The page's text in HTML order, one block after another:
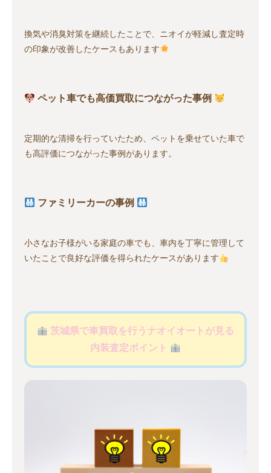
換気や消臭対策を継続したことで、ニオイが軽減し査定時
の印象が改善したケースもあります
ペット車でも高価買取につながった事例
定期的な清掃を行っていたため、ペットを乗せていた車で
も高評価につながった事例があります。
ファミリーカーの事例
小さなお子様がいる家庭の車でも、車内を丁寧に管理して
いたことで良好な評価を得られたケースがあります
茨城県で車買取を行うナオイオートが見る
内装査定ポイント